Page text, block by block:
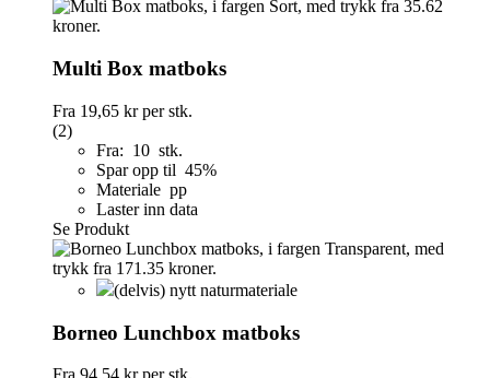
Multi Box matboks
Fra 19,65 krper stk.
(2)
Fra: 10 stk.
Spar opp til 45%
Materiale pp
Laster inn data
Se Produkt
(delvis) nytt naturmateriale
Borneo Lunchbox matboks